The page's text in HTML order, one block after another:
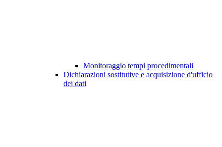
Monitoraggio tempi procedimentali
Dichiarazioni sostitutive e acquisizione d'ufficio
dei dati